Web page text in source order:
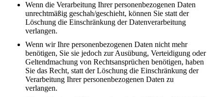
Wenn die Verarbeitung Ihrer personenbezogenen Daten
unrechtmäßig geschah/geschieht, können Sie statt der
Löschung die Einschränkung der Datenverarbeitung
verlangen.
Wenn wir Ihre personenbezogenen Daten nicht mehr
benötigen, Sie sie jedoch zur Ausübung, Verteidigung oder
Geltendmachung von Rechtsansprüchen benötigen, haben
Sie das Recht, statt der Löschung die Einschränkung der
Verarbeitung Ihrer personenbezogenen Daten zu
verlangen.